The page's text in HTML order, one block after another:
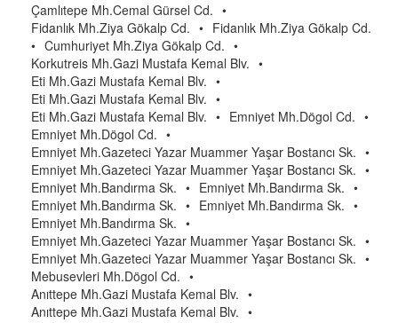
Çamlıtepe Mh.Cemal Gürsel Cd. •
Fidanlık Mh.Ziya Gökalp Cd. • Fidanlık Mh.Ziya Gökalp Cd.
• Cumhuriyet Mh.Ziya Gökalp Cd. •
Korkutreis Mh.Gazi Mustafa Kemal Blv. •
Eti Mh.Gazi Mustafa Kemal Blv. •
Eti Mh.Gazi Mustafa Kemal Blv. •
Eti Mh.Gazi Mustafa Kemal Blv. • Emniyet Mh.Dögol Cd. •
Emniyet Mh.Dögol Cd. •
Emniyet Mh.Gazeteci Yazar Muammer Yaşar Bostancı Sk. •
Emniyet Mh.Gazeteci Yazar Muammer Yaşar Bostancı Sk. •
Emniyet Mh.Bandırma Sk. • Emniyet Mh.Bandırma Sk. •
Emniyet Mh.Bandırma Sk. • Emniyet Mh.Bandırma Sk. •
Emniyet Mh.Bandırma Sk. •
Emniyet Mh.Gazeteci Yazar Muammer Yaşar Bostancı Sk. •
Emniyet Mh.Gazeteci Yazar Muammer Yaşar Bostancı Sk. •
Mebusevleri Mh.Dögol Cd. •
Anıttepe Mh.Gazi Mustafa Kemal Blv. •
Anıttepe Mh.Gazi Mustafa Kemal Blv. •